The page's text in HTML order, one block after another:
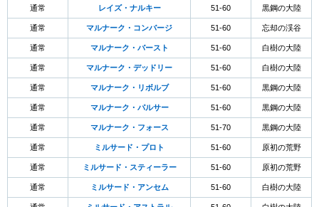
通常 レイズ・ナルキー 51-60 黒鋼の大陸
通常 マルナーク・コンバージ 51-60 忘却の渓谷
通常 マルナーク・バースト 51-60 白樹の大陸
通常 マルナーク・デッドリー 51-60 白樹の大陸
通常 マルナーク・リボルブ 51-60 黒鋼の大陸
通常 マルナーク・パルサー 51-60 黒鋼の大陸
通常 マルナーク・フォース 51-70 黒鋼の大陸
通常 ミルサード・プロト 51-60 原初の荒野
通常 ミルサード・スティーラー 51-60 原初の荒野
通常 ミルサード・アンセム 51-60 白樹の大陸